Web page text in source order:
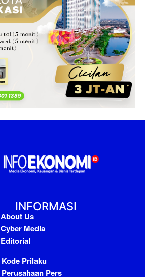
INFORMASI
About Us
Cyber Media
Editorial
Kode Prilaku
Perusahaan Pers